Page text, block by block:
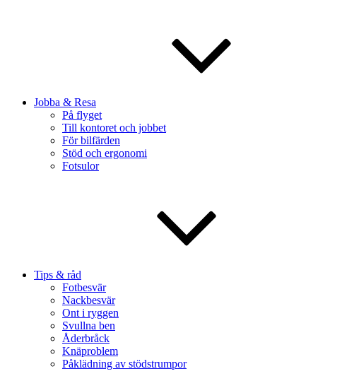
Jobba & Resa
På flyget
Till kontoret och jobbet
För bilfärden
Stöd och ergonomi
Fotsulor
Tips & råd
Fotbesvär
Nackbesvär
Ont i ryggen
Svullna ben
Åderbråck
Knäproblem
Påklädning av stödstrumpor